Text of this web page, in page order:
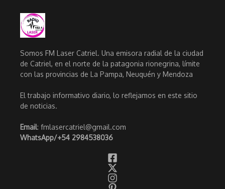
Somos FM Laser Catriel. Una emisora radial de la ciudad
de Catriel, en el norte de la patagonia rionegrina, límite
con las provincias de La Pampa, Neuquén y Mendoza
El trabajo informativo diario, lo reflejamos en este sitio
de noticias.
Email: fmlasercatriel@gmail.com
WhatsApp/+54 2984538036